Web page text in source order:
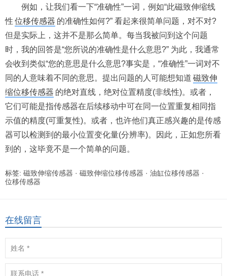
例如，让我们看一下“准确性”一词，例如“此磁致伸缩线
性 位移传感器 的准确性如何?” 看起来很简单问题，对不对?
但是实际上，这并不是那么简单。每当我被问到这个问题
时，我的回答是“您所说的准确性是什么意思?” 为此，我通常
会收到类似“您的意思是什么意思?事实是，“准确性”一词对不
同的人意味着不同的意思。提出问题的人可能想知道 磁致伸
缩位移传感器 的绝对直线，绝对位置精度(非线性)。或者，
它们可能是指传感器在后续移动中可在同一位置重复相同指
示值的精度(可重复性)。或者，也许他们真正感兴趣的是传感
器可以检测到的最小位置变化量(分辨率)。因此，正如您所看
到的，这毕竟不是一个简单的问题。
标签: 磁致伸缩传感器 · 磁致伸缩位移传感器 · 油缸位移传感器 ·
位移传感器
在线留言